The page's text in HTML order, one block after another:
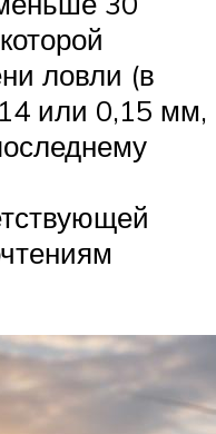
ловли (в
или 0,15 мм,